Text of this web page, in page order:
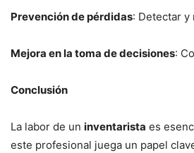
Prevención de pérdidas: Detectar
Mejora en la toma de decisiones:
Conclusión
La labor de un inventarista es
este profesional juega un papel